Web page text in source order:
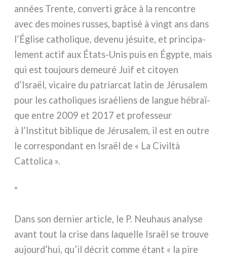
années Trente, con­ver­ti grâ­ce à la ren­con­tre
avec des moi­nes rus­ses, bap­ti­sé à vingt ans dans
l’Église catho­li­que, deve­nu jésui­te, et prin­ci­pa­
le­ment actif aux États-Unis puis en Égypte, mais
qui est tou­jours demeu­ré Juif et citoyen
d’Israël, vicai­re du patriar­cat latin de Jérusalem
pour les catho­li­ques israé­liens de lan­gue hébraï­
que entre 2009 et 2017 et pro­fes­seur
à l’Institut bibli­que de Jérusalem, il est en outre
le cor­re­spon­dant en Israël de « La Civiltà
Cattolica ».
*
Dans son der­nier arti­cle, le P. Neuhaus ana­ly­se
avant tout la cri­se dans laquel­le Israël se trou­ve
aujourd’hui, qu’il décrit com­me étant « la pire